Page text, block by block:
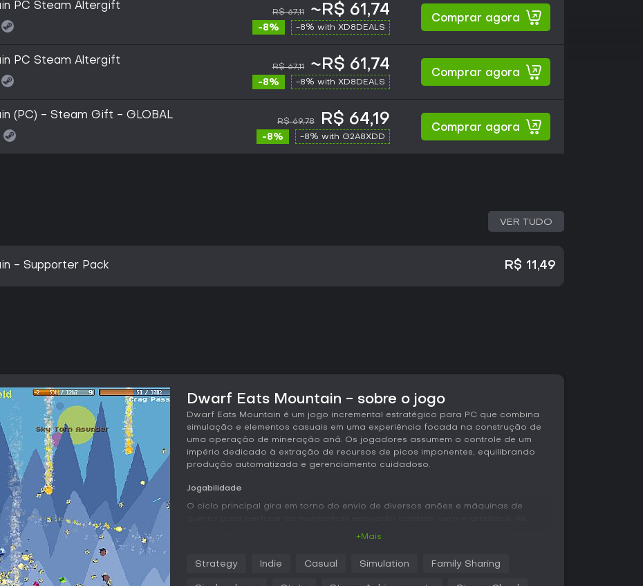
PC Steam Altergift
R$ 67,11 ~R$ 61,74
-8% -8% with XD8DEALS
Comprar agora
PC Steam Altergift
R$ 67,11 ~R$ 61,74
-8% -8% with XD8DEALS
Comprar agora
(PC) - Steam Gift - GLOBAL
R$ 69,78 R$ 64,19
-8% -8% with G2A8XDD
Comprar agora
VER TUDO
- Supporter Pack R$ 11,49
Dwarf Eats Mountain - sobre o jogo
Dwarf Eats Mountain é um jogo incremental estratégico para PC que combina
simulação e elementos casuais em uma experiência focada na construção de
uma operação de mineração anã. Os jogadores assumem o controle de um
império dedicado à extração de recursos de picos imponentes, equilibrando
produção automatizada e gerenciamento cuidadoso.
Jogabilidade
O ciclo principal gira em torno do envio de diversos anões e máquinas de
cervejeiros, bulldozers, girocópteros e espeleólogos. Cada tipo oferece
+Mais
Strategy Indie Casual Simulation Family Sharing